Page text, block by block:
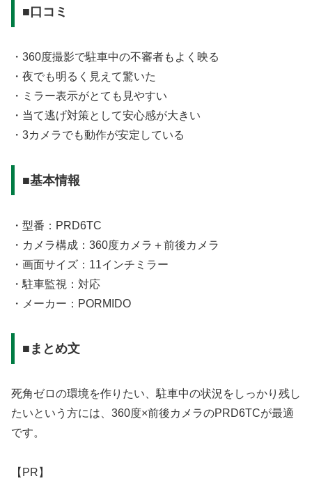
■口コミ
・360度撮影で駐車中の不審者もよく映る
・夜でも明るく見えて驚いた
・ミラー表示がとても見やすい
・当て逃げ対策として安心感が大きい
・3カメラでも動作が安定している
■基本情報
・型番：PRD6TC
・カメラ構成：360度カメラ＋前後カメラ
・画面サイズ：11インチミラー
・駐車監視：対応
・メーカー：PORMIDO
■まとめ文
死角ゼロの環境を作りたい、駐車中の状況をしっかり残し
たいという方には、360度×前後カメラのPRD6TCが最適
です。
【PR】